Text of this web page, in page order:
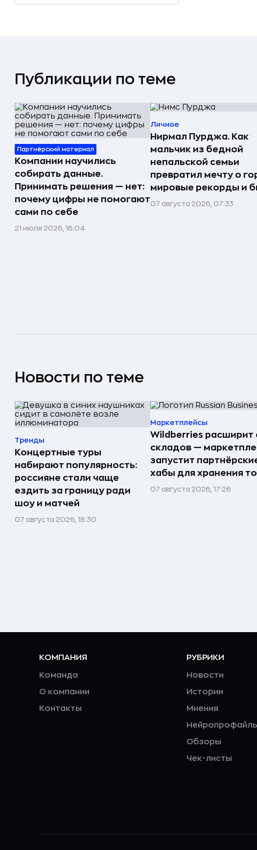
Публикации по теме
Партнёрский материал
Компании научились
собирать данные.
Принимать решения — нет:
почему цифры не помогают
сами по себе
21 июля 2026, 16:04
Личное
Нирмал Пурджа. Как
мальчик из бедной
непальской семьи
превратил мечту о
мировые рекорды и
07 августа 2026, 07:33
Новости по теме
Тренды
Концертные туры
набирают популярность:
россияне стали чаще
ездить за границу ради
шоу и матчей
07 августа 2026, 18:30
Маркетплейсы
Wildberries расширит
складов —
запустит
хабы для хранения
07 августа 2026, 17:26
КОМПАНИЯ
Команда
О компании
Контакты
РУБРИКИ
Новости
Истории
Мнения
Обзоры
Чек-листы